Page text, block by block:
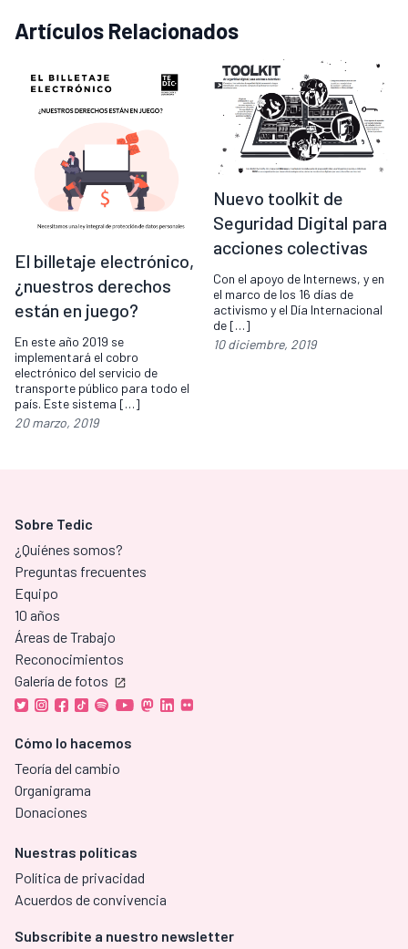
Artículos Relacionados
El billetaje electrónico,
¿nuestros derechos
están en juego?
En este año 2019 se
implementará el cobro
electrónico del servicio de
transporte público para todo el
país. Este sistema […]
20 marzo, 2019
Nuevo toolkit de
Seguridad Digital para
acciones colectivas
Con el apoyo de Internews, y en
el marco de los 16 días de
activismo y el Día Internacional
de […]
10 diciembre, 2019
Sobre Tedic
¿Quiénes somos?
Preguntas frecuentes
Equipo
10 años
Áreas de Trabajo
Reconocimientos
Galería de fotos
Cómo lo hacemos
Teoría del cambio
Organigrama
Donaciones
Nuestras políticas
Política de privacidad
Acuerdos de convivencia
Subscríbite a nuestro newsletter